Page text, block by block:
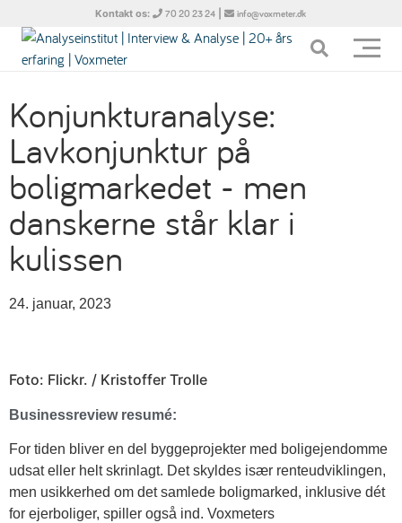
Kontakt os: 70 20 23 24 | info@voxmeter.dk
Konjunkturanalyse:
Lavkonjunktur på
boligmarkedet - men
danskerne står klar i
kulissen
24. januar, 2023
Foto: Flickr. / Kristoffer Trolle
Businessreview resumé:
For tiden bliver en del byggeprojekter med boligejendomme
udsat eller helt skrinlagt. Det skyldes især renteudviklingen,
men usikkerhed om det samlede boligmarked, inklusive dét
for ejerboliger, spiller også ind. Voxmeters